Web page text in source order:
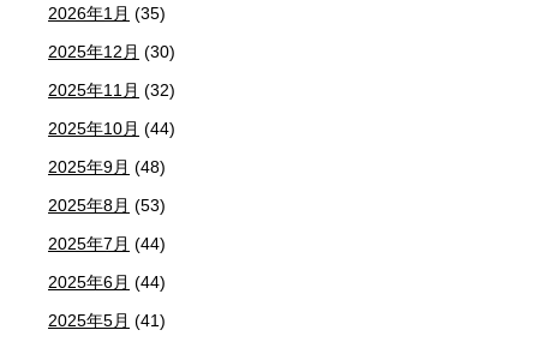
2026年1月 (35)
2025年12月 (30)
2025年11月 (32)
2025年10月 (44)
2025年9月 (48)
2025年8月 (53)
2025年7月 (44)
2025年6月 (44)
2025年5月 (41)